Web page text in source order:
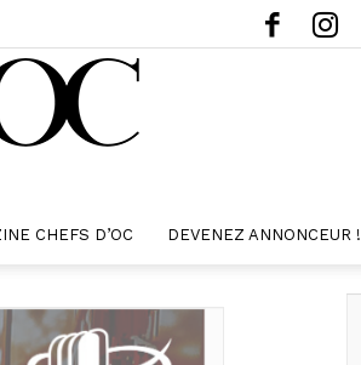
CHEFS D’OC DEVENEZ ANNONCEUR !